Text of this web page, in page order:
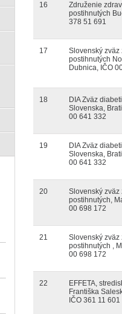
16
Združenie
postihnutých
378 51 691
17
Slovenský zväz
postihnutých
Dubnica, IČO
18
DIA Zväz
Slovenska,
00 641 332
19
DIA Zväz
Slovenska,
00 641 332
20
Slovenský zväz
postihnutých,
00 698 172
21
Slovenský zväz
postihnutých ,
00 698 172
22
EFFETA,
Františka
IČO 361 11 601